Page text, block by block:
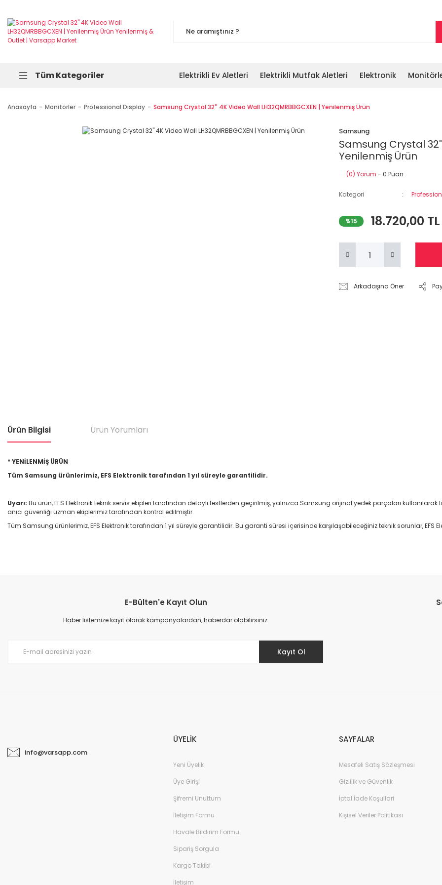
Tüm Kategoriler Elektrikli Ev Aletleri Elektrikli Mutfak Aletleri Elektronik
Anasayfa Monitörler Professional Display Samsung Crystal 32'' 4K Video Wall LH32QMRBBGCXEN | Yenilenmiş Ürün
Samsung
Samsung Crystal 32''
Yenilenmiş Ürün
(0) Yorum - 0 Puan
Kategori
%15 18.720,00 TL
Arkadaşına Öner
Ürün Bilgisi Ürün Yorumları
* YENİLENMİŞ ÜRÜN
Tüm Samsung ürünlerimiz, EFS Elektronik tarafından 1 yıl süreyle garantilidir.
Uyarı: Bu ürün, EFS Elektronik teknik servis ekipleri tarafından detaylı testlerden geçirilmiş, yalnızca Samsung orijinal yedek parçaları
anıcı güvenliği uzman ekiplerimiz tarafından kontrol edilmiştir.
Tüm Samsung ürünlerimiz, EFS Elektronik tarafından 1 yıl süreyle garantilidir. Bu garanti süresi içerisinde karşılaşabileceğiniz teknik sorunlar, EFS
E-Bülten'e Kayıt Olun
Haber listemize kayıt olarak kampanyalardan, haberdar olabilirsiniz.
Kayıt Ol
info@varsapp.com
ÜYELİK
Yeni Üyelik
Üye Girişi
Şifremi Unuttum
İletişim Formu
Havale Bildirim Formu
Sipariş Sorgula
Kargo Takibi
İletişim
SAYFALAR
Mesafeli Satış Sözleşmesi
Gizlilik ve Güvenlik
İptal İade Koşullari
Kişisel Veriler Politikası